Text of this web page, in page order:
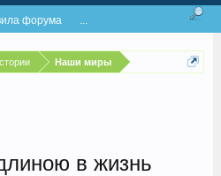
Наши миры
в жизнь
форума ...